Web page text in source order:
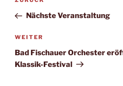
Beitrag
Nächste Veranstaltung
Nächster
Beitrag
WEITER
Bad Fischauer Orchester
Klassik-Festival